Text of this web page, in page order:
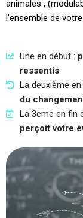
animales ,
l’ensemble de
Une en début :
ressentis
La deuxième
du
La 3eme en fin
perçoit votre